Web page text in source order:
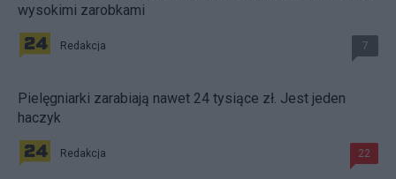
wysokimi zarobkami
Redakcja 7
Pielęgniarki zarabiają nawet 24 tysiące zł. Jest jeden
haczyk
Redakcja 22